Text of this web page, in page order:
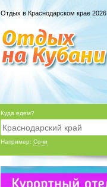
Отдых в Краснодарском крае 2026
Куда едем?
Например: Сочи